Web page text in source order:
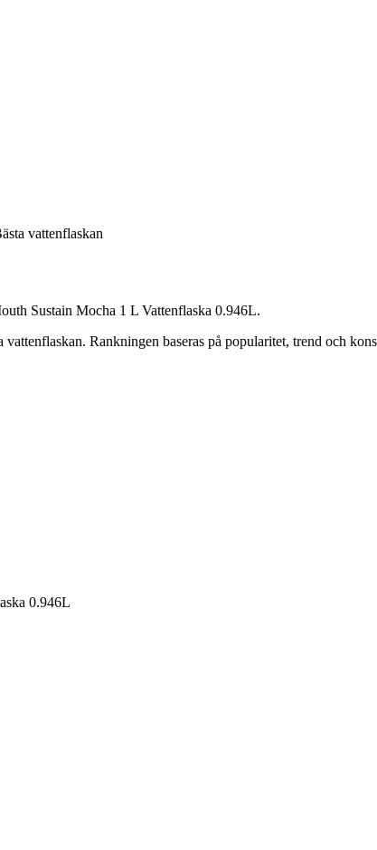
vattenflaskan
Sustain Mocha 1 L Vattenflaska 0.946L.
vattenflaskan. Rankningen baseras på popularitet, trend och
0.946L